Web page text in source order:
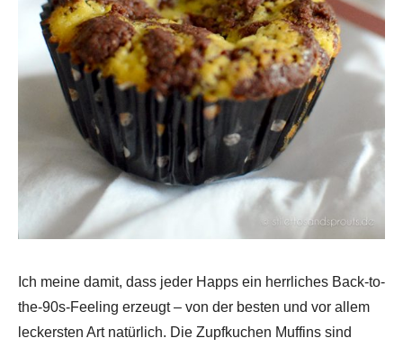
Ich meine damit, dass jeder Happs ein herrliches Back-to-
the-90s-Feeling erzeugt – von der besten und vor allem
leckersten Art natürlich. Die Zupfkuchen Muffins sind